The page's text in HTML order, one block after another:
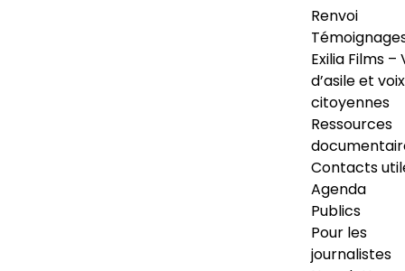
Renvoi
Exilia Films –
d’asile et voix
citoyennes
Ressources
Contacts
Agenda
Publics
Pour les
journalistes